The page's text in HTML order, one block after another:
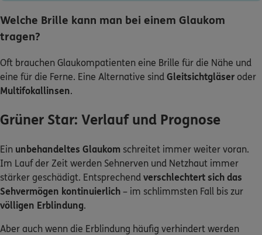
Welche Brille kann man bei einem Glaukom
tragen?
Oft brauchen Glaukompatienten eine Brille für die Nähe und
eine für die Ferne. Eine Alternative sind Gleitsichtgläser oder
Multifokallinsen.
Grüner Star: Verlauf und Prognose
Ein unbehandeltes Glaukom schreitet immer weiter voran.
Im Lauf der Zeit werden Sehnerven und Netzhaut immer
stärker geschädigt. Entsprechend verschlechtert sich das
Sehvermögen kontinuierlich – im schlimmsten Fall bis zur
völligen Erblindung.
Aber auch wenn die Erblindung häufig verhindert werden